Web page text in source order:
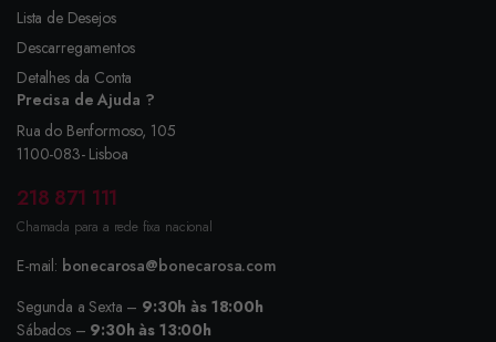
Lista de Desejos
Descarregamentos
Detalhes da Conta
Precisa de Ajuda ?
Rua do Benformoso, 105
1100-083- Lisboa
218 871 111
Chamada para a rede fixa nacional
E-mail: bonecarosa@bonecarosa.com
Segunda a Sexta – 9:30h às 18:00h
Sábados – 9:30h às 13:00h